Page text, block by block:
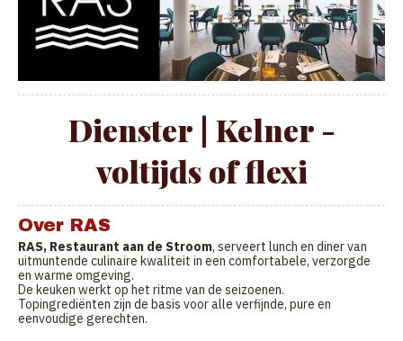
Dienster | Kelner -
voltijds of flexi
Over RAS
RAS, Restaurant aan de Stroom, serveert lunch en diner van
uitmuntende culinaire kwaliteit in een comfortabele, verzorgde
en warme omgeving.
De keuken werkt op het ritme van de seizoenen.
Topingrediënten zijn de basis voor alle verfijnde, pure en
eenvoudige gerechten.